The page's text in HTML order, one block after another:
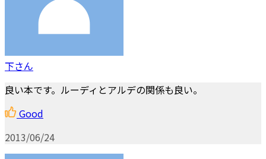
下さん
良い本です。ルーディとアルデの関係も良い。
Good
2013/06/24